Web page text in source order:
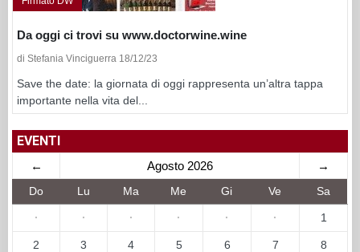
Da oggi ci trovi su www.doctorwine.wine
di Stefania Vinciguerra 18/12/23
Save the date: la giornata di oggi rappresenta un’altra tappa
importante nella vita del...
EVENTI
← Agosto 2026 →
Do Lu Ma Me Gi Ve Sa
· · · · · · 1
2 3 4 5 6 7 8